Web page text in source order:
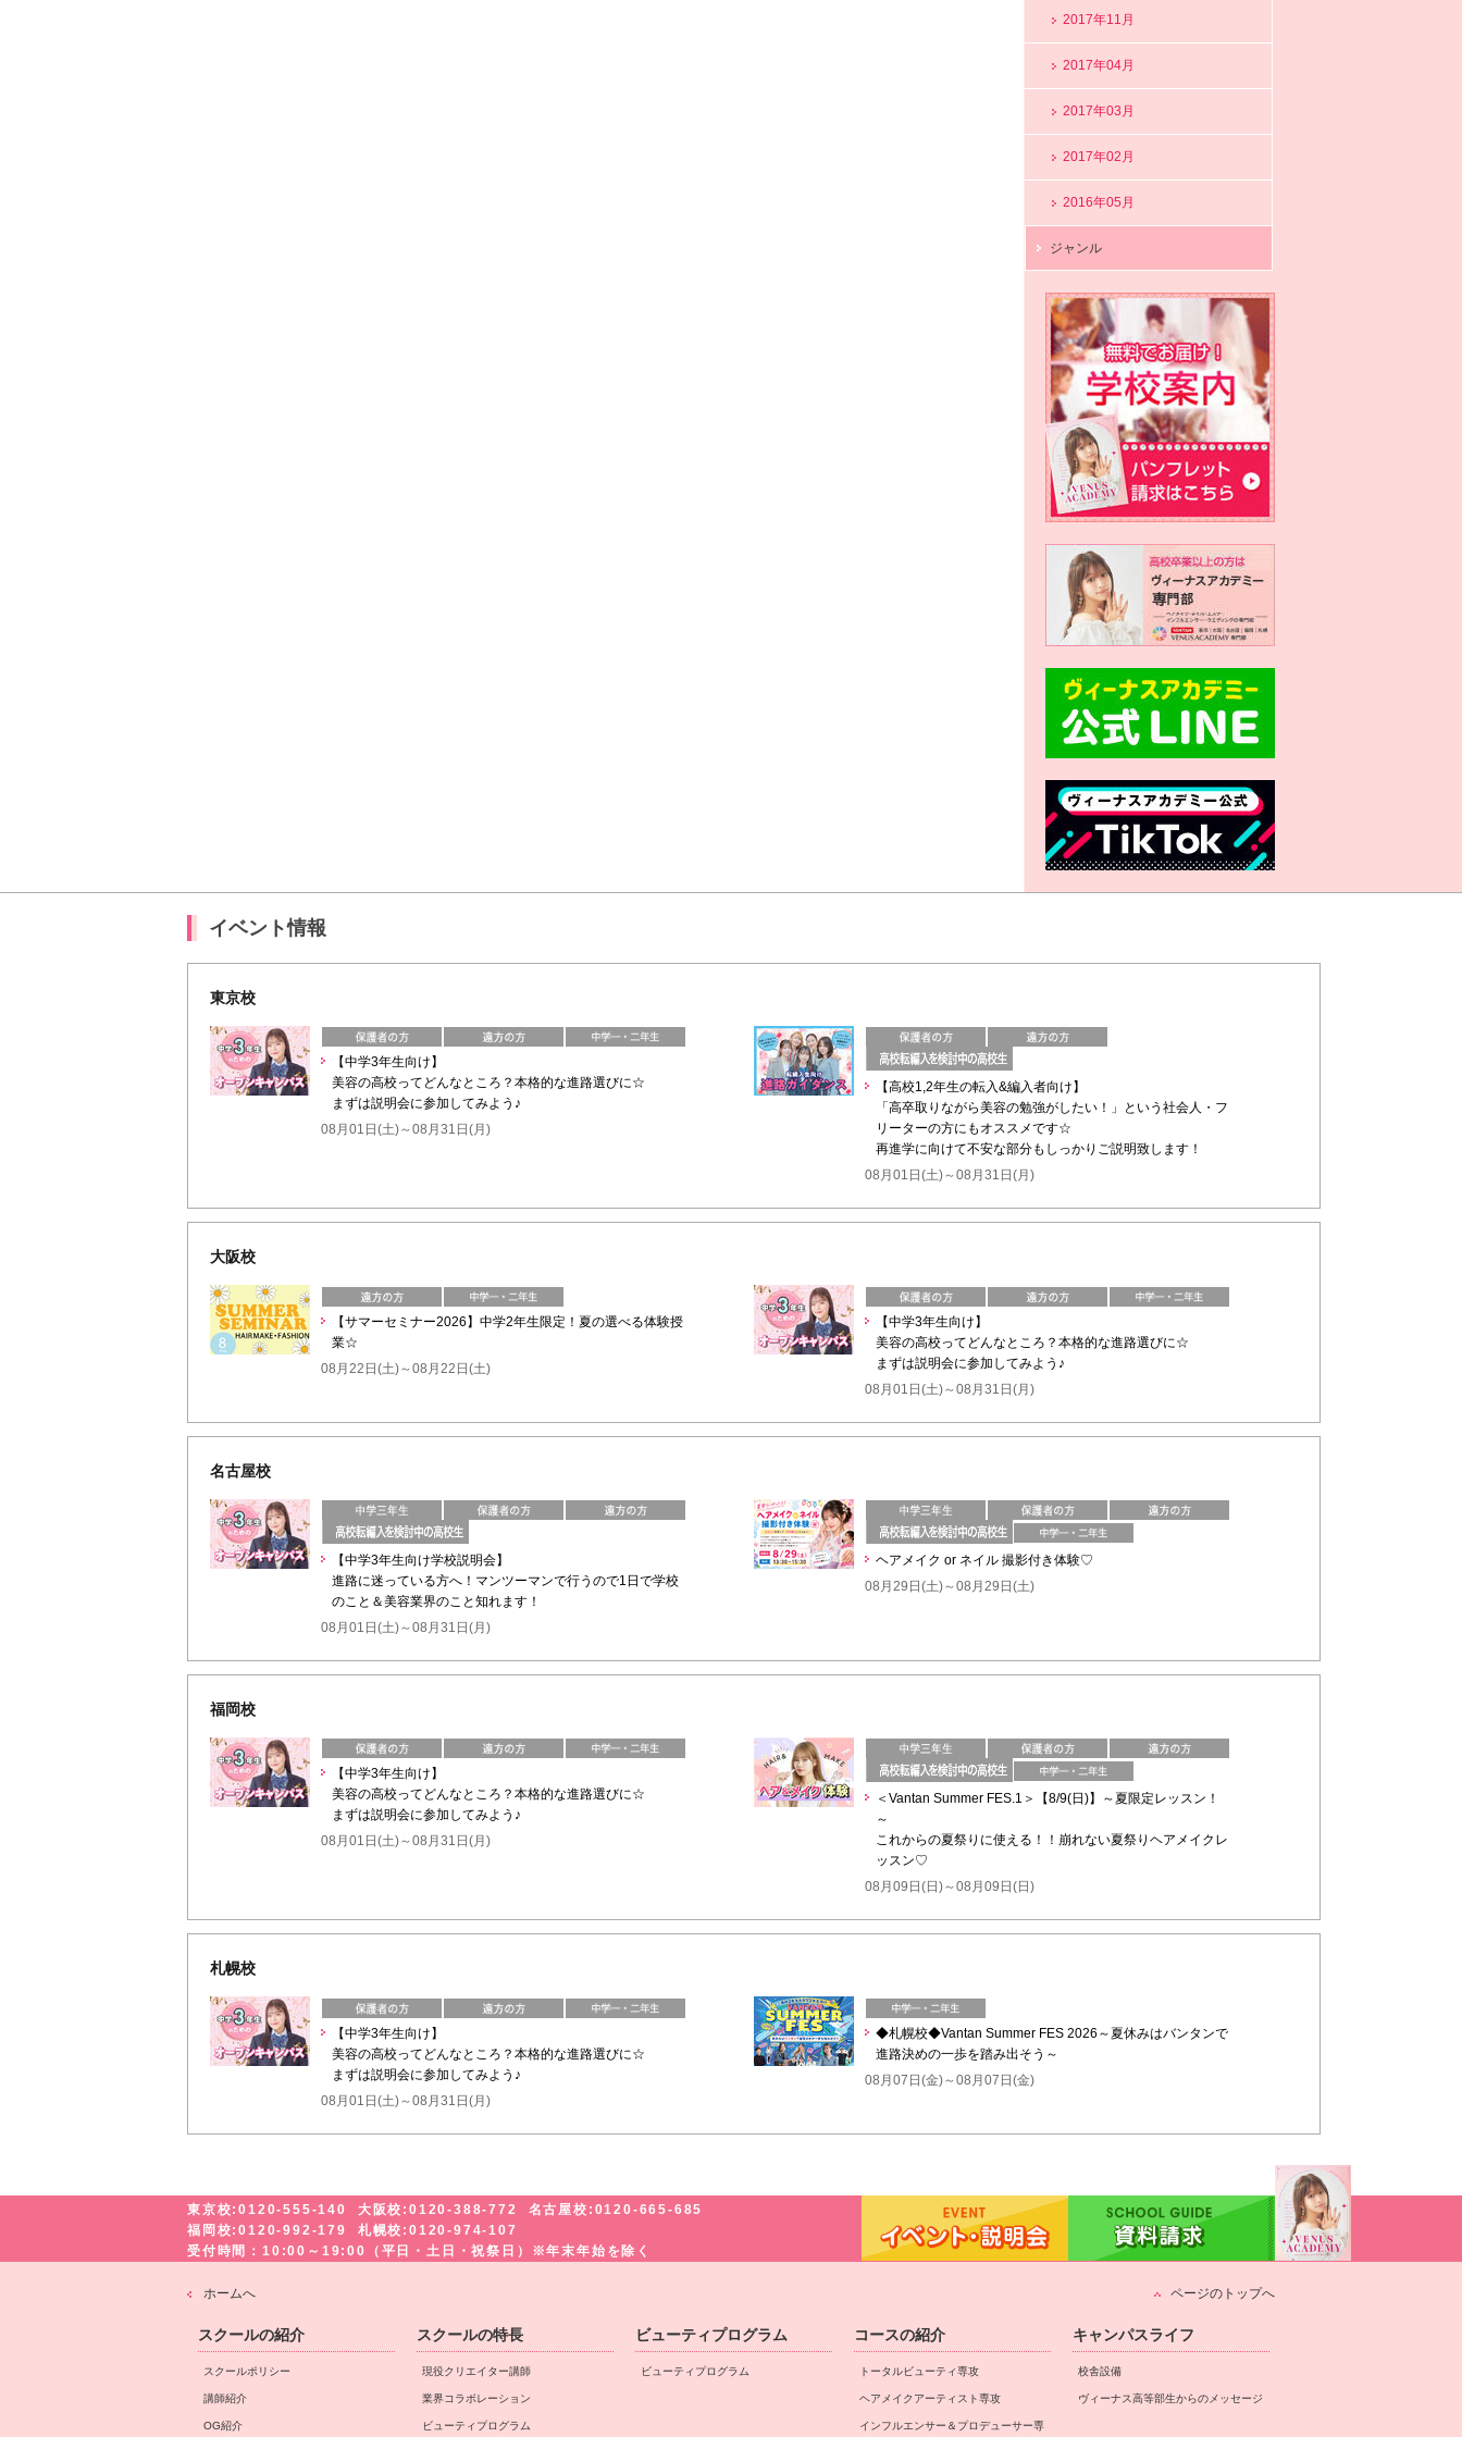
2017年11月
2017年04月
2017年03月
2017年02月
2016年05月
ジャンル
イベント情報
東京校
【中学3年生向け】
美容の高校ってどんなところ？本格的な進路選びに☆
まずは説明会に参加してみよう♪
08月01日(土)～08月31日(月)
【高校1,2年生の転入&編入者向け】
「高卒取りながら美容の勉強がしたい！」という社会人・フ
リーターの方にもオススメです☆
再進学に向けて不安な部分もしっかりご説明致します！
08月01日(土)～08月31日(月)
大阪校
【サマーセミナー2026】中学2年生限定！夏の選べる体験授
業☆
08月22日(土)～08月22日(土)
【中学3年生向け】
美容の高校ってどんなところ？本格的な進路選びに☆
まずは説明会に参加してみよう♪
08月01日(土)～08月31日(月)
名古屋校
【中学3年生向け学校説明会】
進路に迷っている方へ！マンツーマンで行うので1日で学校
のこと＆美容業界のこと知れます！
08月01日(土)～08月31日(月)
ヘアメイク or ネイル 撮影付き体験♡
08月29日(土)～08月29日(土)
福岡校
【中学3年生向け】
美容の高校ってどんなところ？本格的な進路選びに☆
まずは説明会に参加してみよう♪
08月01日(土)～08月31日(月)
＜Vantan Summer FES.1＞【8/9(日)】～夏限定レッスン！
～
これからの夏祭りに使える！！崩れない夏祭りヘアメイクレ
ッスン♡
08月09日(日)～08月09日(日)
札幌校
【中学3年生向け】
美容の高校ってどんなところ？本格的な進路選びに☆
まずは説明会に参加してみよう♪
08月01日(土)～08月31日(月)
◆札幌校◆Vantan Summer FES 2026～夏休みはバンタンで
進路決めの一歩を踏み出そう～
08月07日(金)～08月07日(金)
東京校:0120-555-140 大阪校:0120-388-772
名古屋校:0120-665-685
福岡校:0120-992-179
札幌校:0120-974-107
受付時間：10:00～19:00（平日・土日・祝祭日）※年末年始を除く
ホームへ ページのトップへ
スクールの紹介
スクールポリシー
講師紹介
OG紹介
スクールの特長
現役クリエイター講師
業界コラボレーション
ビューティプログラム
ビューティプログラム
ビューティプログラム
コースの紹介
トータルビューティ専攻
ヘアメイクアーティスト専攻
インフルエンサー＆プロデューサー専
キャンパスライフ
校舎設備
ヴィーナス高等部生からのメッセージ